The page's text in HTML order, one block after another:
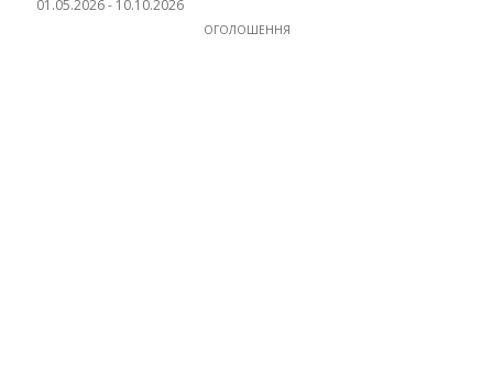
01.05.2026- 10.10.2026
ОГОЛОШЕННЯ